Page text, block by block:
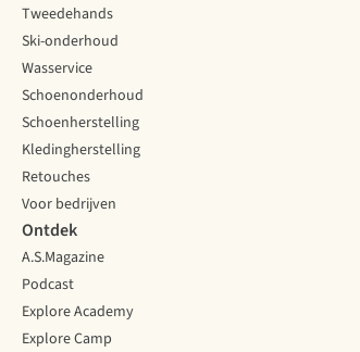
Tweedehands
Ski-onderhoud
Wasservice
Schoenonderhoud
Schoenherstelling
Kledingherstelling
Retouches
Voor bedrijven
Ontdek
A.S.Magazine
Podcast
Explore Academy
Explore Camp